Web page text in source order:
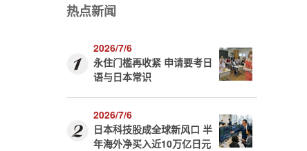
热点新闻
2026/7/6
永住门槛再收紧 申请要考日
语与日本常识
2026/7/6
日本科技股成全球新风口 半
年海外净买入近10万亿日元